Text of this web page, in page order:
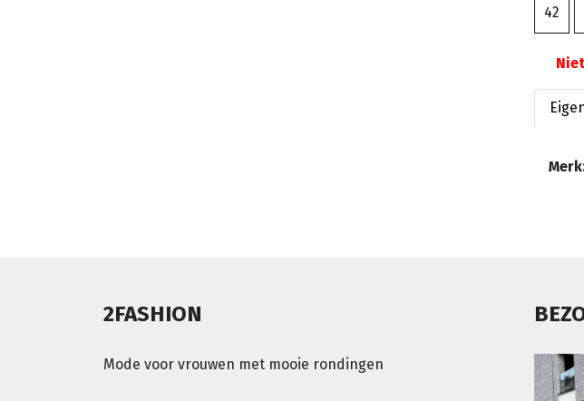
42
2FASHION
Mode voor vrouwen met mooie rondingen